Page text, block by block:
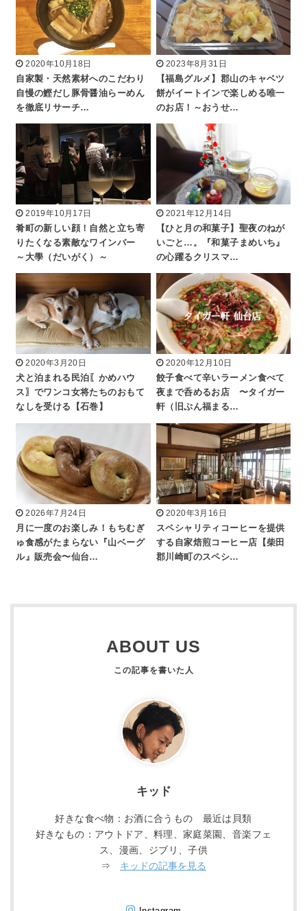
2020年10月18日
自家製・天然素材へのこだわり
自慢の鰹だし豚骨醤油らーめん
を徹底リサーチ…
2023年8月31日
【福島グルメ】郡山のキャベツ
餅がイートインで楽しめる唯一
のお店！～おうせ…
2019年10月17日
肴町の新しい顔！自然と立ち寄
りたくなる素敵なワインバー
～大學（だいがく）～
2021年12月14日
【ひと月の和菓子】聖夜のねが
いごと…。『和菓子まめいち』
の心躍るクリスマ…
2020年3月20日
犬と泊まれる民泊〖かめハウ
ス〗でワンコ女将たちのおもて
なしを受ける【石巻】
2020年12月10日
餃子食べて辛いラーメン食べて
夜まで呑めるお店 〜タイガー
軒（旧ぷん福まる…
2026年7月24日
月に一度のお楽しみ！もちむぎ
ゅ食感がたまらない『山ベーグ
ル』販売会〜仙台…
2020年3月16日
スペシャリティコーヒーを提供
する自家焙煎コーヒー店【柴田
郡川崎町のスペシ…
ABOUT US
キッド
好きな食べ物：お酒に合うもの 最近は貝類
好きなもの：アウトドア、料理、家庭菜園、音楽フェ
ス、漫画、ジブリ、子供
⇒ キッドの記事を見る